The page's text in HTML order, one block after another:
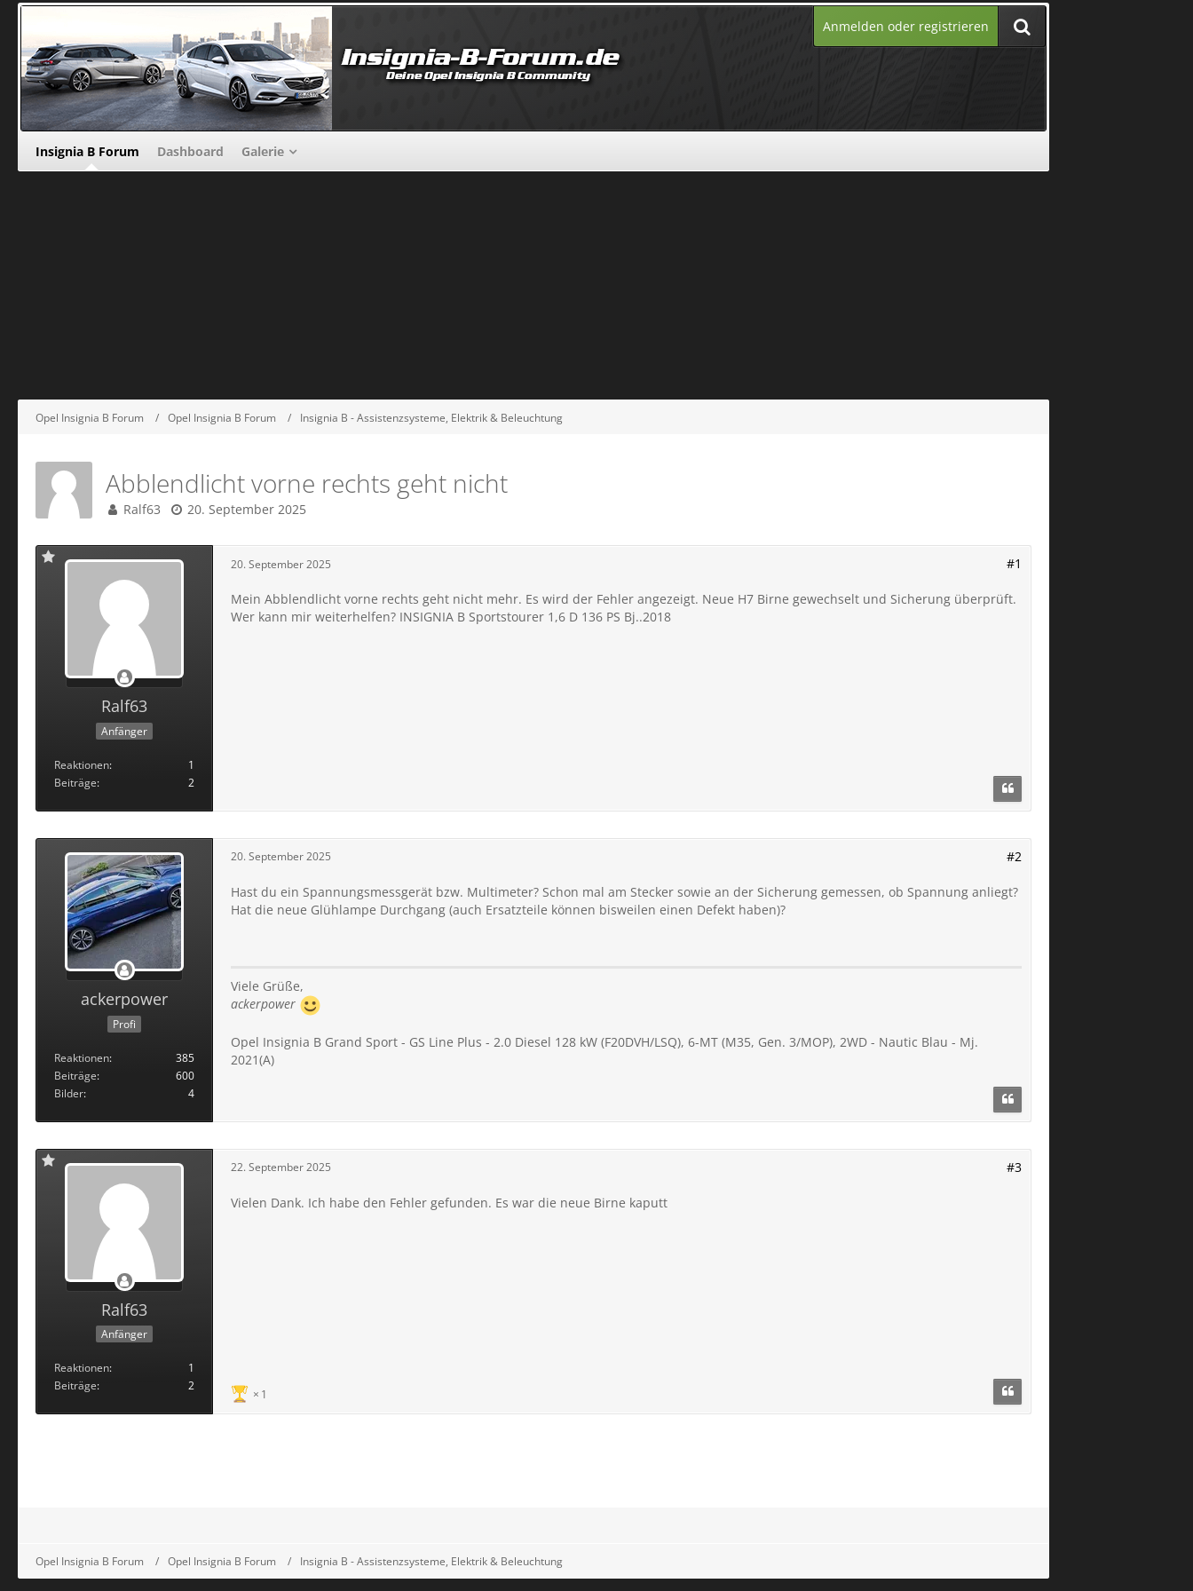
Anmelden oder registrieren
Insignia B Forum Dashboard Galerie
Opel Insignia B Forum Opel Insignia B Forum Insignia B - Assistenzsysteme, Elektrik & Beleuchtung
Abblendlicht vorne rechts geht nicht
Ralf63 20. September 2025
Ralf63
Anfänger
Reaktionen
1
Beiträge
2
20. September 2025 #1
Mein Abblendlicht vorne rechts geht nicht mehr. Es wird der Fehler angezeigt. Neue H7 Birne gewechselt und Sicherung überprüft.
Wer kann mir weiterhelfen? INSIGNIA B Sportstourer 1,6 D 136 PS Bj..2018
ackerpower
Profi
Reaktionen
385
Beiträge
600
Bilder
4
20. September 2025 #2
Hast du ein Spannungsmessgerät bzw. Multimeter? Schon mal am Stecker sowie an der Sicherung gemessen, ob Spannung anliegt?
Hat die neue Glühlampe Durchgang (auch Ersatzteile können bisweilen einen Defekt haben)?
Viele Grüße,
ackerpower
Opel Insignia B Grand Sport - GS Line Plus - 2.0 Diesel 128 kW (F20DVH/LSQ), 6-MT (M35, Gen. 3/MOP), 2WD - Nautic Blau - Mj.
2021(A)
Ralf63
Anfänger
Reaktionen
1
Beiträge
2
22. September 2025 #3
Vielen Dank. Ich habe den Fehler gefunden. Es war die neue Birne kaputt
1
Opel Insignia B Forum Opel Insignia B Forum Insignia B - Assistenzsysteme, Elektrik & Beleuchtung